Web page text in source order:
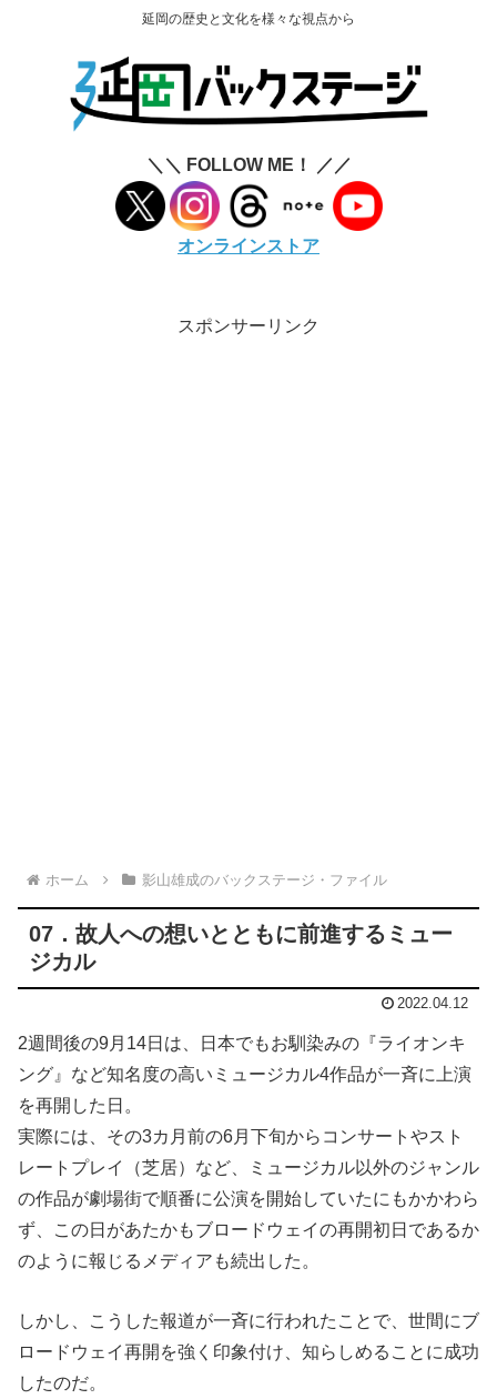
延岡の歴史と文化を様々な視点から
＼＼ FOLLOW ME！ ／／
オンラインストア
スポンサーリンク
ホーム 影山雄成のバックステージ・ファイル
07．故人への想いとともに前進するミュー
ジカル
2022.04.12
2週間後の9月14日は、日本でもお馴染みの『ライオンキ
ング』など知名度の高いミュージカル4作品が一斉に上演
を再開した日。
実際には、その3カ月前の6月下旬からコンサートやスト
レートプレイ（芝居）など、ミュージカル以外のジャンル
の作品が劇場街で順番に公演を開始していたにもかかわら
ず、この日があたかもブロードウェイの再開初日であるか
のように報じるメディアも続出した。
しかし、こうした報道が一斉に行われたことで、世間にブ
ロードウェイ再開を強く印象付け、知らしめることに成功
したのだ。